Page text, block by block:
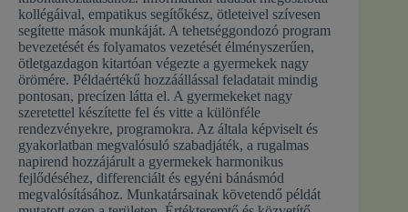
kollégáival, empatikus segítőkész, ötleteivel szívesen
segítette mások munkáját. A tehetséggondozó program
bevezetését és folyamatos vezetését élményszerűen,
ötletgazdagon kitartóan végezte a gyermekek nagy
örömére. Példaértékű hozzáállással feladatait mindig
pontosan, precízen látta el. A gyermekeket nagy
szeretettel készítette fel és vitte a különféle
rendezvényekre, programokra. Az általa képviselt és
gyakorlatban megvalósuló szabadjáték, a rugalmas
napirend hozzájárult a gyermekek harmonikus
fejlődéséhez, differenciált és egyéni bánásmód
megvalósításához. Munkatársainak követendő példát